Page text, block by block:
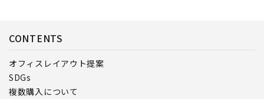
CONTENTS
オフィスレイアウト提案
SDGs
複数購入について